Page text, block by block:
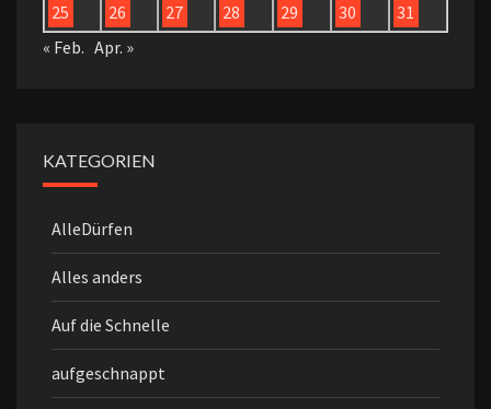
25
26 27 28 29 30
31
« Feb. Apr. »
KATEGORIEN
AlleDürfen
Alles anders
Auf die Schnelle
aufgeschnappt